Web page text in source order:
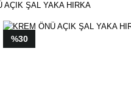
AÇIK ŞAL YAKA HIRKA
%30